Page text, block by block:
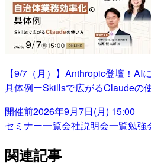
【9/7（月）】Anthropic登壇！AI
具体例ーSkillsで広がるClaudeの
開催前2026年9月7日(月) 15:00
セミナー一覧会社説明会一覧勉強
関連記事